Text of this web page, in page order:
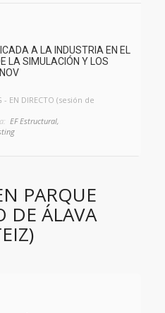
A LA INDUSTRIA EN EL
LA SIMULACIÓN Y LOS
- EN DIRECTO (sesión de
EF Estructural,
PARQUE
DE ÁLAVA